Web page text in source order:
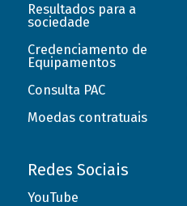
Resultados para a
sociedade
Credenciamento de
Equipamentos
Consulta PAC
Moedas contratuais
Redes Sociais
YouTube